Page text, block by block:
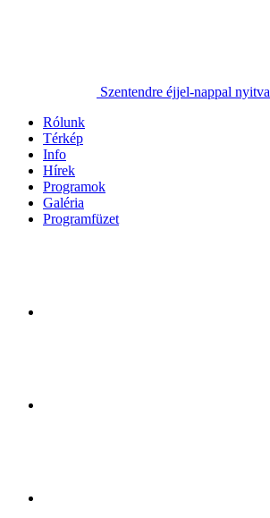
Szentendre éjjel-nappal nyitva
Rólunk
Térkép
Info
Hírek
Programok
Galéria
Programfüzet